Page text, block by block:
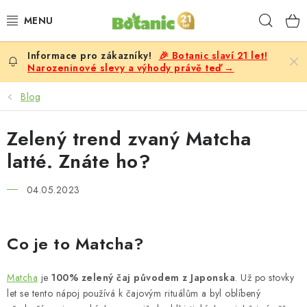
na
PREMIUM
DOPLŇKY STRAVY
CÍLE
POTRAVINY, NÁPOJE
BESTSELLERY
ŽENY
🎉 Botanic slaví 21 let!
Narozeninové slevy a výhody právě teď →
Blog
Zelený trend zvaný Matcha
latté. Znáte ho?
04.05.2023
Co je to Matcha?
Matcha je 100% zelený čaj původem z Japonska. Už po stovky
let se tento nápoj používá k čajovým rituálům a byl oblíbený